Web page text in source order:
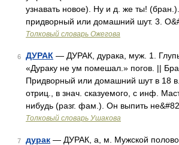
узнавать новое). Ну и д. же ты!
придворный или домашний шут. 3.
Толковый словарь Ожегова
6 ДУРАК — ДУРАК, дурака, муж. 1.
«Дураку не ум помешал.» погов. ||
Придворный или домашний шут в 18 в.
отриц., в знач. сказуемого, с инф.
нибудь (разг. фам.). Он выпить
Толковый словарь Ушакова
7 дурак — ДУРАК, а, м. Мужской